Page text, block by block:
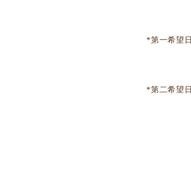
*第一希望日
*第二希望日